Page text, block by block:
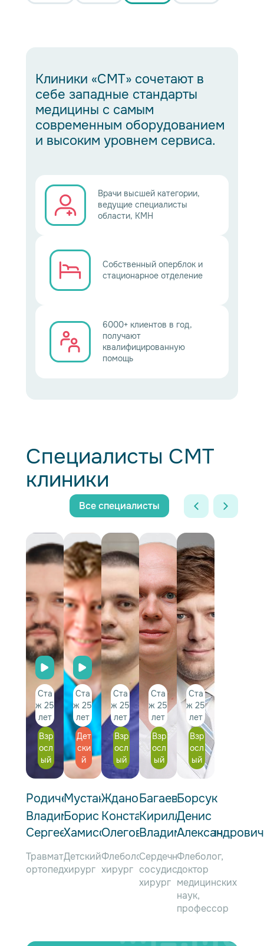
Клиники «СМТ» сочетают в
себе западные стандарты
медицины с самым
современным оборудованием
и высоким уровнем сервиса.
Врачи высшей категории,
ведущие специалисты
области, КМН
Собственный оперблок и
стационарное отделение
6000+ клиентов в год,
получают
квалифицированную
помощь
Специалисты СМТ
клиники
Все специалисты
Ста
ж 25
лет
Взр
осл
ый
Родичев
Владимир
Сергеевич
Травматолог-
ортопед
Ста
ж 25
лет
Дет
ски
й
Мустакимов
Борис
Хамисович
Детский
хирург
Ста
ж 25
лет
Взр
осл
ый
Жданов
Константин
Олегович
Флеболог,
хирург
Ста
ж 25
лет
Взр
осл
ый
Багаев
Кирилл
Владимирович
Сердечно-
сосудистый
хирург
Ста
ж 25
лет
Взр
осл
ый
Борсук
Денис
Александрович
Флеболог,
доктор
медицинских
наук,
профессор